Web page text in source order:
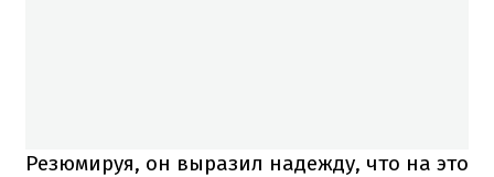
Резюмируя, он выразил надежду, что на это